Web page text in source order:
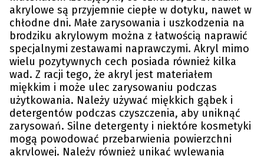
akrylowe są przyjemnie ciepłe w dotyku, nawet w
chłodne dni. Małe zarysowania i uszkodzenia na
brodziku akrylowym można z łatwością naprawić
specjalnymi zestawami naprawczymi. Akryl mimo
wielu pozytywnych cech posiada również kilka
wad. Z racji tego, że akryl jest materiałem
miękkim i może ulec zarysowaniu podczas
użytkowania. Należy używać miękkich gąbek i
detergentów podczas czyszczenia, aby uniknąć
zarysowań. Silne detergenty i niektóre kosmetyki
mogą powodować przebarwienia powierzchni
akrylowej. Należy również unikać wylewania